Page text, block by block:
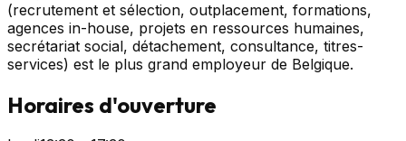
(recrutement et sélection, outplacement, formations,
agences in-house, projets en ressources humaines,
secrétariat social, détachement, consultance, titres-
services) est le plus grand employeur de Belgique.
Horaires d'ouverture